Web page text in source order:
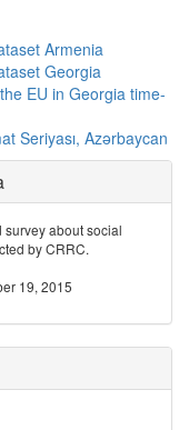
Armenia
Georgia
EU in Georgia time-
Seriyası, Azərbaycan
about social
by CRRC.
19, 2015